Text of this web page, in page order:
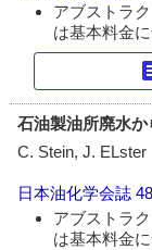
アブストラ
は基本料金に
石油製油所廃水
C. Stein, J. ELster
日本油化学会誌
アブストラ
は基本料金に